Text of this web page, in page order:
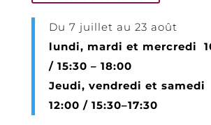
Du 7 juillet au 23 août
lundi, mardi et mercredi
/ 15:30 – 18:00
Jeudi, vendredi et samedi
12:00 / 15:30–17:30